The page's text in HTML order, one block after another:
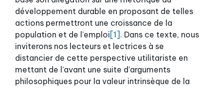
Accueil USP EN
développement durable en proposant de telles
actions permettront une croissance de la
population et de l’emploi[1] . Dans ce texte, nous
inviterons nos lecteurs et lectrices à se
distancier de cette perspective utilitariste en
mettant de l’avant une suite d’arguments
philosophiques pour la valeur intrinsèque de la